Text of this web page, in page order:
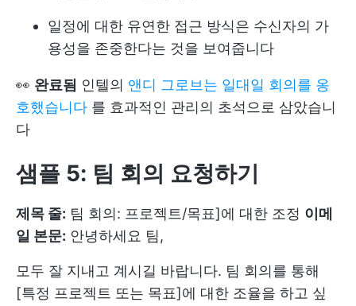
일정에 대한 유연한 접근 방식은 수신자의 가
용성을 존중한다는 것을 보여줍니다
👀 완료됨 인텔의 앤디 그로브는 일대일 회의를 옹
호했습니다 를 효과적인 관리의 초석으로 삼았습니
다
샘플 5: 팀 회의 요청하기
제목 줄: 팀 회의: 프로젝트/목표]에 대한 조정 이메
일 본문: 안녕하세요 팀,
모두 잘 지내고 계시길 바랍니다. 팀 회의를 통해
[특정 프로젝트 또는 목표]에 대한 조율을 하고 싶